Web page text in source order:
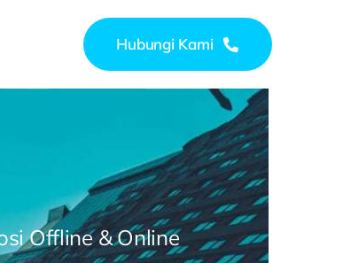
Hubungi Kami
Offline & Online